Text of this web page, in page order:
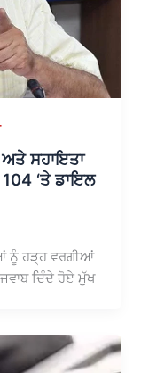
ਸਹਾਇਤਾ
‘ਤੇ ਡਾਇਲ
ਨੂੰ ਹੜ੍ਹ ਵਰਗੀਆਂ
ਦਿੰਦੇ ਹੋਏ ਮੁੱਖ